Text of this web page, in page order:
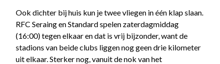
Ook dichter bij huis kun je twee vliegen in één klap slaan.
RFC Seraing en Standard spelen zaterdagmiddag
(16:00) tegen elkaar en dat is vrij bijzonder, want de
stadions van beide clubs liggen nog geen drie kilometer
uit elkaar. Sterker nog, vanuit de nok van het